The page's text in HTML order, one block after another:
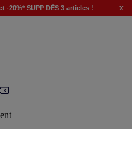
-20%* SUPP DÈS 3 articles ! x